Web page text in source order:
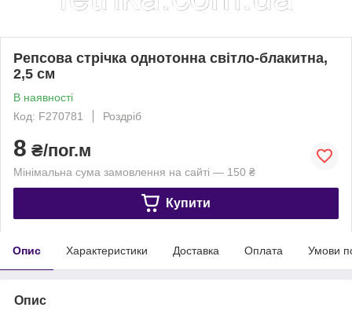
Репсова стрічка однотонна світло-блакитна,
2,5 см
В наявності
Код: F270781
Роздріб
8 ₴/пог.м
Мінімальна сума замовлення на сайті — 150 ₴
Купити
Опис Характеристики Доставка Оплата Умови
Опис